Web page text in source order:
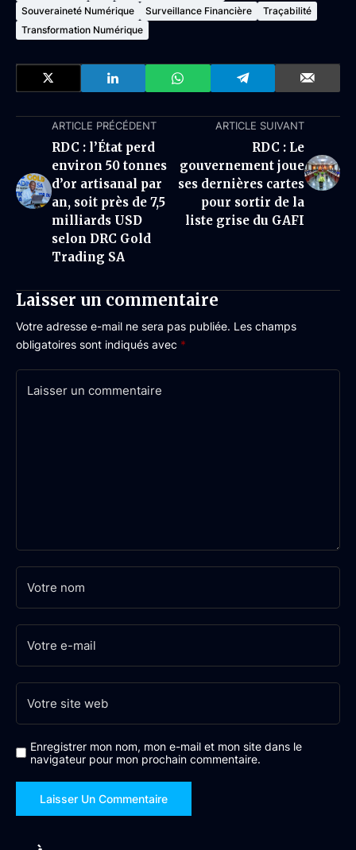
Souveraineté Numérique
Surveillance Financière
Traçabilité
Transformation Numérique
ARTICLE PRÉCÉDENT
RDC : l’État perd
environ 50 tonnes
d’or artisanal par
an, soit près de 7,5
milliards USD
selon DRC Gold
Trading SA
ARTICLE SUIVANT
RDC : Le
gouvernement joue
ses dernières cartes
pour sortir de la
liste grise du GAFI
Laisser un commentaire
Votre adresse e-mail ne sera pas publiée. Les champs
obligatoires sont indiqués avec *
Enregistrer mon nom, mon e-mail et mon site dans le
navigateur pour mon prochain commentaire.